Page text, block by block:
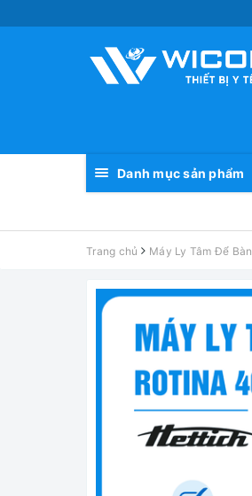
Danh mục sản phẩm
Trang chủ Máy Ly Tâm Để Bàn